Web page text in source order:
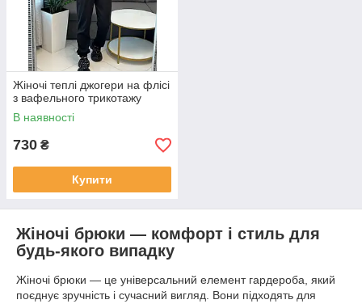
Жіночі теплі джогери на флісі
з вафельного трикотажу
В наявності
730 ₴
Купити
Жіночі брюки — комфорт і стиль для
будь-якого випадку
Жіночі брюки — це універсальний елемент гардероба, який
поєднує зручність і сучасний вигляд. Вони підходять для